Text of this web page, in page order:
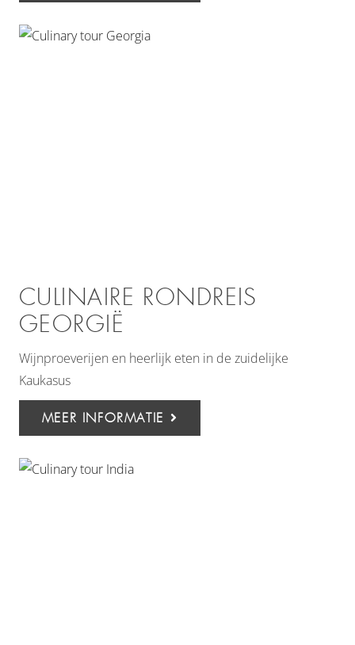
CULINAIRE RONDREIS
GEORGIË
Wijnproeverijen en heerlijk eten in de zuidelijke
Kaukasus
MEER INFORMATIE